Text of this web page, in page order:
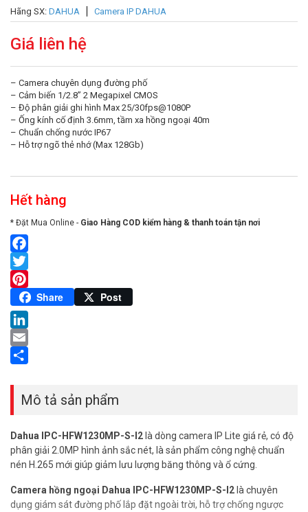
Hãng SX: DAHUA Camera IP DAHUA
Giá liên hệ
– Camera chuyên dụng đường phố
– Cảm biến 1/2.8” 2 Megapixel CMOS
– Độ phân giải ghi hình Max 25/30fps@1080P
– Ống kính cố định 3.6mm, tầm xa hồng ngoại 40m
– Chuẩn chống nước IP67
– Hỗ trợ ngõ thẻ nhớ (Max 128Gb)
Hết hàng
* Đặt Mua Online - Giao Hàng COD kiểm hàng & thanh toán tận nơi
Facebook
Twitter
Pinterest
Share Post
LinkedIn
Email
Mô tả sản phẩm
Dahua IPC-HFW1230MP-S-I2là dòng camera IP Lite giá rẻ, có độ
phân giải 2.0MP hình ảnh sắc nét, là sản phẩm công nghệ chuẩn
nén H.265 mới giúp giảm lưu lượng băng thông và ổ cứng.
Camera hồng ngoại Dahua IPC-HFW1230MP-S-I2là chuyên
dụng giám sát đường phố lắp đặt ngoài trời, hỗ trợ chống ngược